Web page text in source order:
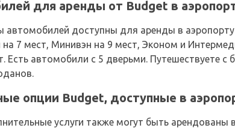
для аренды от Budget в
автомобилей доступны для аренды в
7 мест, Минивэн на 9 мест, Эконом и
Есть автомобили с 5 дверьми. Путешествуете
опции Budget, доступные в
услуги также могут быть арендованы